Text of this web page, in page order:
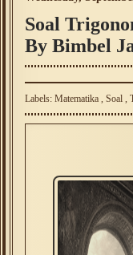
Soal
By Bimbel
Labels: Matematika Soal